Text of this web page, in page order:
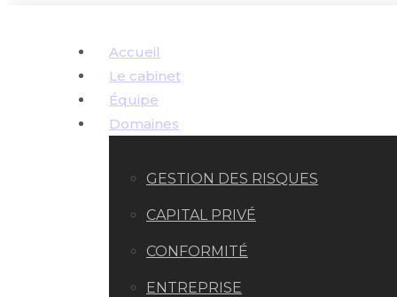
Accueil
Le cabinet
Équipe
Domaines
GESTION DES RISQUES
CAPITAL PRIVÉ
CONFORMITÉ
ENTREPRISE